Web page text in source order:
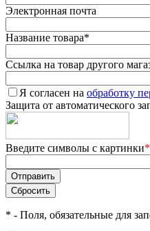
Электронная почта
Название товара*
Ссылка на товар другого
Я согласен на обработку
Защита от автоматического
Введите символы с картинки*
* - Поля, обязательные для